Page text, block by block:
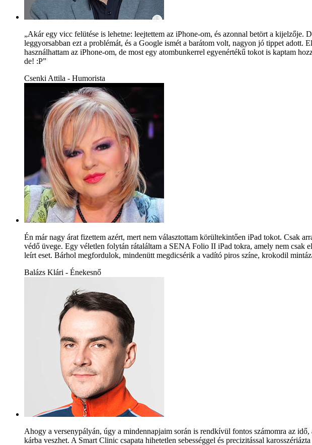
„Akár egy vicc felütése is lehetne: leejtettem az iPhone-om, és azonnal betört a
leggyorsabban ezt a problémát, és a Google ismét a barátom volt, nagyon jó tippet adott.
használhattam az iPhone-om, de most egy atombunkerrel egyenértékű tokot is kaptam
de! :P”
Csenki Attila - Humorista
Én már nagy árat fizettem azért, mert nem választottam körültekintően iPad tokot. Csak
védő üvege. Egy véletlen folytán rátaláltam a SENA Folio II iPad tokra, amely nem csak
leírt eset. Bárhol megfordulok, mindenütt megdicsérik a vadító piros színe, krokodil
Balázs Klári - Énekesnő
Ahogy a versenypályán, úgy a mindennapjaim során is rendkívül fontos számomra az
kárba veszhet. A Smart Clinic csapata hihetetlen sebességgel és precizitással